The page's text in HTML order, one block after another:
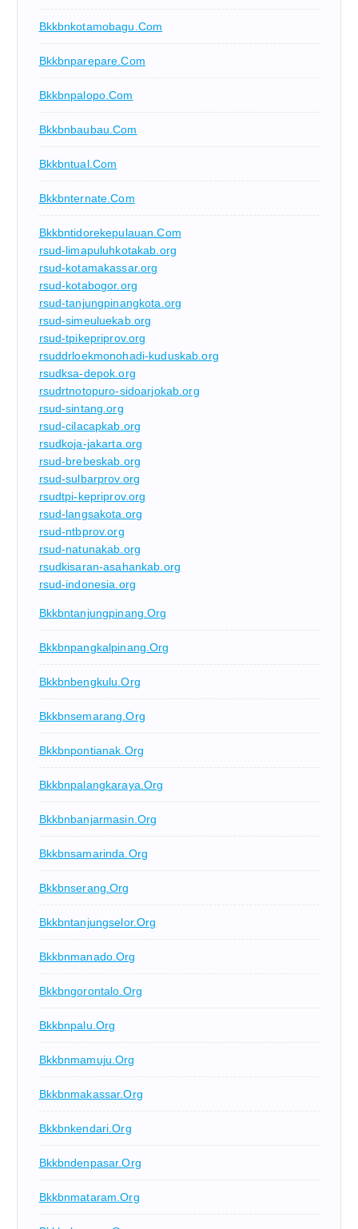
Bkkbnkotamobagu.com
Bkkbnparepare.com
Bkkbnpalopo.com
Bkkbnbaubau.com
Bkkbntual.com
Bkkbnternate.com
Bkkbntidorekepulauan.com
rsud-limapuluhkotakab.org
rsud-kotamakassar.org
rsud-kotabogor.org
rsud-tanjungpinangkota.org
rsud-simeuluekab.org
rsud-tpikepriprov.org
rsuddrloekmonohadi-kuduskab.org
rsudksa-depok.org
rsudrtnotopuro-sidoarjokab.org
rsud-sintang.org
rsud-cilacapkab.org
rsudkoja-jakarta.org
rsud-brebeskab.org
rsud-sulbarprov.org
rsudtpi-kepriprov.org
rsud-langsakota.org
rsud-ntbprov.org
rsud-natunakab.org
rsudkisaran-asahankab.org
rsud-indonesia.org
Bkkbntanjungpinang.org
Bkkbnpangkalpinang.org
Bkkbnbengkulu.org
Bkkbnsemarang.org
Bkkbnpontianak.org
Bkkbnpalangkaraya.org
Bkkbnbanjarmasin.org
Bkkbnsamarinda.org
Bkkbnserang.org
Bkkbntanjungselor.org
Bkkbnmanado.org
Bkkbngorontalo.org
Bkkbnpalu.org
Bkkbnmamuju.org
Bkkbnmakassar.org
Bkkbnkendari.org
Bkkbndenpasar.org
Bkkbnmataram.org